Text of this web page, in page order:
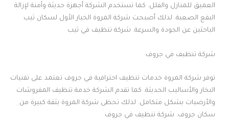
العميق للمنازل والفلل. كما تستخدم الشركة أجهزة حديثة وآمنة لإزالة
البقع الصعبة. لذلك أصبحت شركة المروة الخيار الأول لسكان ثيب
الباحثين عن الجودة والسرعة. شركة تنظيف في ثيب
شركة تنظيف في جروف
توفر شركة المروة خدمات تنظيف احترافية في جروف تعتمد على تقنيات
البخار والأساليب الحديثة. كما تقدم الشركة خدمة تنظيف المفروشات
والأرضيات بشكل متكامل. لذلك تحظى شركة المروة بثقة كبيرة من
سكان جروف. شركة تنظيف في جروف